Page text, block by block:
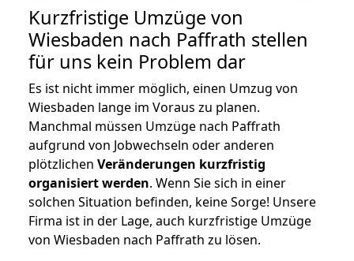
Kurzfristige Umzüge von
Wiesbaden nach Paffrath stellen
für uns kein Problem dar
Es ist nicht immer möglich, einen Umzug von
Wiesbaden lange im Voraus zu planen.
Manchmal müssen Umzüge nach Paffrath
aufgrund von Jobwechseln oder anderen
plötzlichen Veränderungen kurzfristig
organisiert werden. Wenn Sie sich in einer
solchen Situation befinden, keine Sorge! Unsere
Firma ist in der Lage, auch kurzfristige Umzüge
von Wiesbaden nach Paffrath zu lösen.